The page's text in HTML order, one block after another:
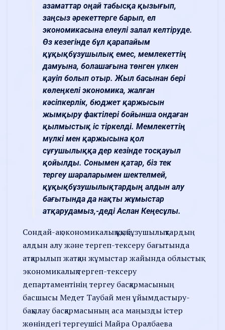
азаматтар оңай табысқа қызығып,
заңсыз әрекеттерге барып, ел
экономикасына елеулі залал келтіруде.
Өз кезегінде бұл қарапайым
құқықбұзушылық емес, мемлекеттің
дамуына, болашағына төнген үлкен
қауіп болып отыр. Жыл басынан бері
көлеңкелі экономика, жалған
кәсіпкерлік, бюджет қаржысын
жымқыру фактілері бойынша ондаған
қылмыстық іс тіркелді. Мемлекеттің
мүлкі мен қаржысына қол
сұғушылыққа дер кезінде тосқауыл
қойылды. Сонымен қатар, біз тек
тергеу шараларымен шектелмей,
құқықбұзушылықтардың алдын алу
бағытында да нақты жұмыстар
атқарудамыз,-деді Аслан Кеңесұлы.
Сондай-ақ экономикалық құқықбұзушылықтардың
алдын алу және тергеп-тексеру бағытында
атқарылып жатқан жұмыстар жайында облыстық
экономикалық тергеп-тексеру
департаментінің тергеу басқармасының
басшысы Медет Таубай мен ұйымдастыру-
бақылау басқармасының аса маңызды істер
жөніндегі тергеушісі Майра Оралбаева